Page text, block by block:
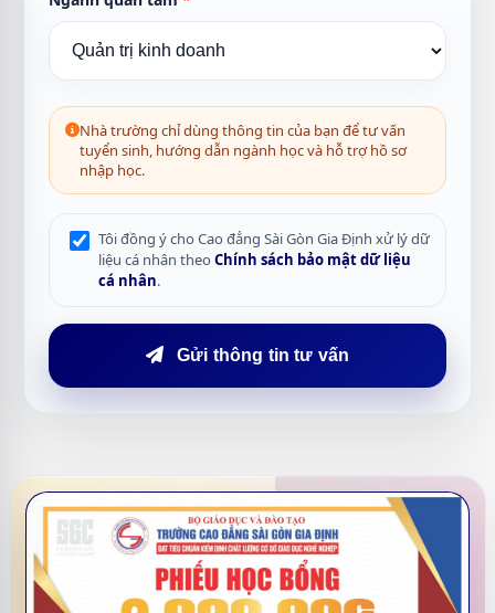
Nhà trường chỉ dùng thông tin của bạn để tư vấn
tuyển sinh, hướng dẫn ngành học và hỗ trợ hồ sơ
nhập học.
Tôi đồng ý cho Cao đẳng Sài Gòn Gia Định xử lý dữ
liệu cá nhân theo Chính sách bảo mật dữ liệu
cá nhân.
Gửi thông tin tư vấn